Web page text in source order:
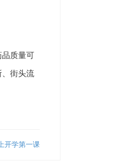
质量可
、街头流
开学第一课